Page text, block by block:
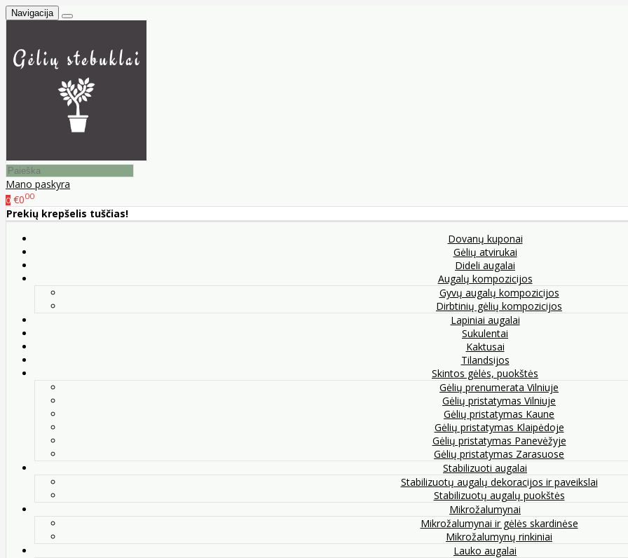
Navigacija
Mano paskyra
0 €000
Prekių krepšelis tuščias!
Dovanų kuponai
Gėlių atvirukai
Dideli augalai
Augalų kompozicijos
Gyvų augalų kompozicijos
Dirbtinių gėlių kompozicijos
Lapiniai augalai
Sukulentai
Kaktusai
Tilandsijos
Skintos gėlės, puokštės
Gėlių prenumerata Vilniuje
Gėlių pristatymas Vilniuje
Gėlių pristatymas Kaune
Gėlių pristatymas Klaipėdoje
Gėlių pristatymas Panevėžyje
Gėlių pristatymas Zarasuose
Stabilizuoti augalai
Stabilizuotų augalų dekoracijos ir paveikslai
Stabilizuotų augalų puokštės
Mikrožalumynai
Mikrožalumynai ir gėlės skardinėse
Mikrožalumynų rinkiniai
Lauko augalai